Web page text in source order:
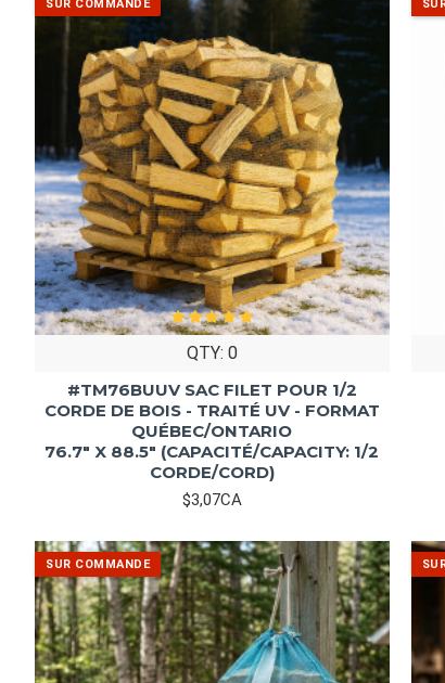
QTY: 0
#TM76BUUV SAC FILET POUR 1/2
CORDE DE BOIS - TRAITÉ UV - FORMAT
QUÉBEC/ONTARIO
76.7" X 88.5" (CAPACITÉ/CAPACITY: 1/2
CORDE/CORD)
$3,07CA